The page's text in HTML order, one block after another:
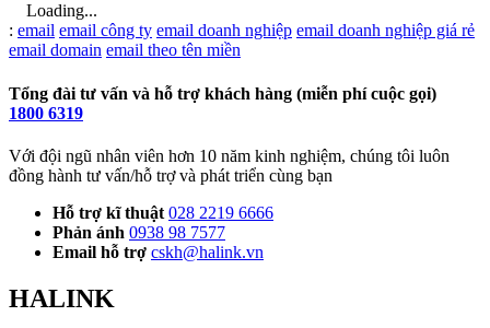
Loading...
Từ
khóa
: email email công ty email doanh nghiệp email doanh nghiệp giá rẻ
email domain email theo tên miền
Tổng đài tư vấn và hỗ trợ khách hàng (miễn phí cuộc gọi)
1800 6319
Với đội ngũ nhân viên hơn 10 năm kinh nghiệm, chúng tôi luôn
đồng hành tư vấn/hỗ trợ và phát triển cùng bạn
Hỗ trợ kĩ thuật 028 2219 6666
Phản ánh 0938 98 7577
Email hỗ trợ cskh@halink.vn
HALINK